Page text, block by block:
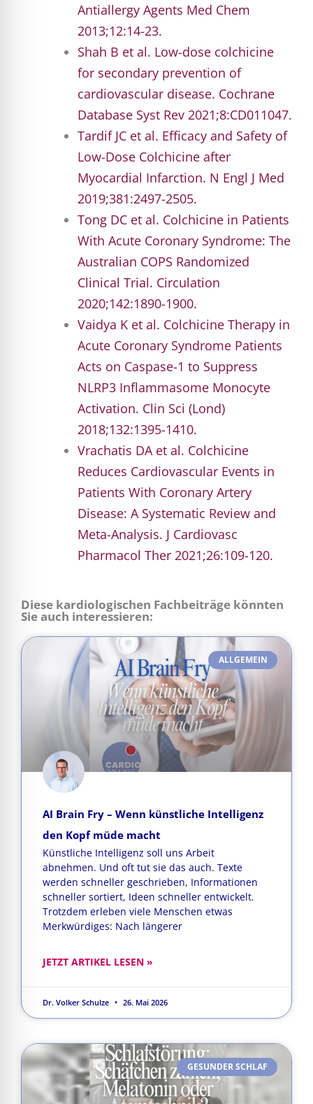
Antiallergy Agents Med Chem
2013;12:14-23.
Shah B et al. Low-dose colchicine
for secondary prevention of
cardiovascular disease. Cochrane
Database Syst Rev 2021;8:CD011047.
Tardif JC et al. Efficacy and Safety of
Low-Dose Colchicine after
Myocardial Infarction. N Engl J Med
2019;381:2497-2505.
Tong DC et al. Colchicine in Patients
With Acute Coronary Syndrome: The
Australian COPS Randomized
Clinical Trial. Circulation
2020;142:1890-1900.
Vaidya K et al. Colchicine Therapy in
Acute Coronary Syndrome Patients
Acts on Caspase-1 to Suppress
NLRP3 Inflammasome Monocyte
Activation. Clin Sci (Lond)
2018;132:1395-1410.
Vrachatis DA et al. Colchicine
Reduces Cardiovascular Events in
Patients With Coronary Artery
Disease: A Systematic Review and
Meta-Analysis. J Cardiovasc
Pharmacol Ther 2021;26:109-120.
Diese kardiologischen Fachbeiträge könnten
Sie auch interessieren:
ALLGEMEIN
AI Brain Fry – Wenn künstliche Intelligenz
den Kopf müde macht
Künstliche Intelligenz soll uns Arbeit
abnehmen. Und oft tut sie das auch. Texte
werden schneller geschrieben, Informationen
schneller sortiert, Ideen schneller entwickelt.
Trotzdem erleben viele Menschen etwas
Merkwürdiges: Nach längerer
JETZT ARTIKEL LESEN »
Dr. Volker Schulze 26. Mai 2026
GESUNDER SCHLAF